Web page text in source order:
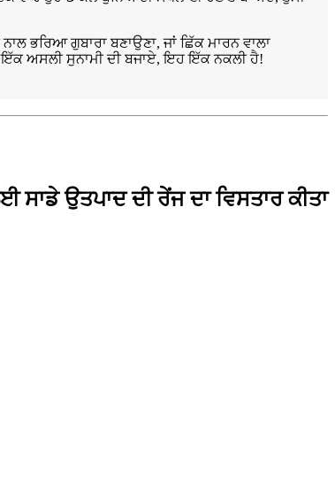
ਭਰਿਆ ਗੁਬਾਰਾ ਬਣਾਉਣਾ, ਜਾਂ ਛਿੱਕ ਮਾਰਨ ਵਾਲਾ
ਅਸਲੀ ਸੁਨਾਮੀ ਦੀ ਬਜਾਏ, ਇਹ ਇੱਕ ਨਕਲੀ ਹੈ!
ਉਤਪਾਦ ਦੀ ਰੇਂਜ ਦਾ ਵਿਸਤਾਰ ਕੀਤਾ